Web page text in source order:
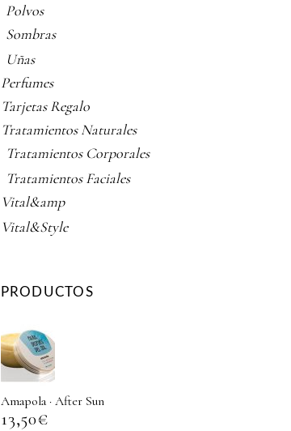
Polvos
Sombras
Uñas
Perfumes
Tarjetas Regalo
Tratamientos Naturales
Tratamientos Corporales
Tratamientos Faciales
Vital&amp
Vital&Style
PRODUCTOS
Amapola · After Sun
13,50€